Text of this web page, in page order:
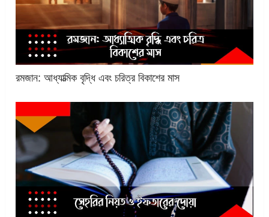
রমজান: আধ্যাত্মিক বৃদ্ধি এবং চরিত্র বিকাশের মাস